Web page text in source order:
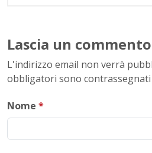
Lascia un commento
L'indirizzo email non verrà
obbligatori sono contrassegnati
Nome *